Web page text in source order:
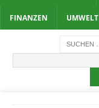
FINANZEN UMWELT